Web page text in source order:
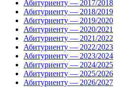
Абитуриенту — 2017/2018
Абитуриенту — 2018/2019
Абитуриенту — 2019/2020
Абитуриенту — 2020/2021
Абитуриенту — 2021/2022
Абитуриенту — 2022/2023
Абитуриенту — 2023/2024
Абитуриенту — 2024/2025
Абитуриенту — 2025/2026
Абитуриенту — 2026/2027